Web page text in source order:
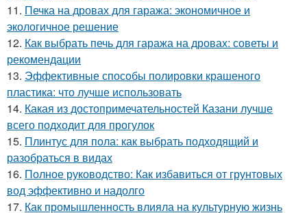
11. Печка на дровах для гаража: экономичное и
экологичное решение
12. Как выбрать печь для гаража на дровах: советы и
рекомендации
13. Эффективные способы полировки крашеного
пластика: что лучше использовать
14. Какая из достопримечательностей Казани лучше
всего подходит для прогулок
15. Плинтус для пола: как выбрать подходящий и
разобраться в видах
16. Полное руководство: Как избавиться от грунтовых
вод эффективно и надолго
17. Как промышленность влияла на культурную жизнь